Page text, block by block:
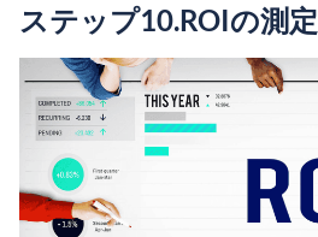
ステップ10.ROIの測定